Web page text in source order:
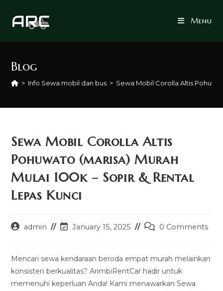
Menu
Blog
> Info Sewa mobil dan bus > Sewa Mobil Corolla Altis
Sewa Mobil Corolla Altis
Pohuwato (marisa) Murah
Mulai 100k – Sopir & Rental
Lepas Kunci
Postadmin
PostJanuary 15, 2025
Post0 Comments
Mencari sewa kendaraan beroda empat murah melainkan
konsisten berkualitas? ArimbiRentCar hadir untuk
memenuhi keperluan Anda! Kami menawarkan Sewa